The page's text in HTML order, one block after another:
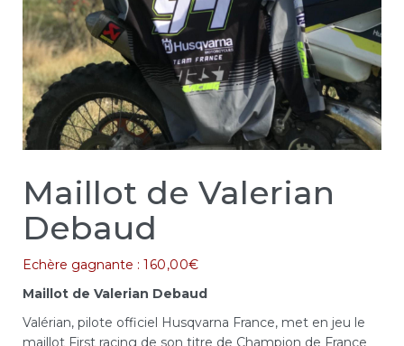
Maillot de Valerian
Debaud
Echère gagnante : 160,00€
Maillot de Valerian Debaud
Valérian, pilote officiel Husqvarna France, met en jeu le
maillot First racing de son titre de Champion de France